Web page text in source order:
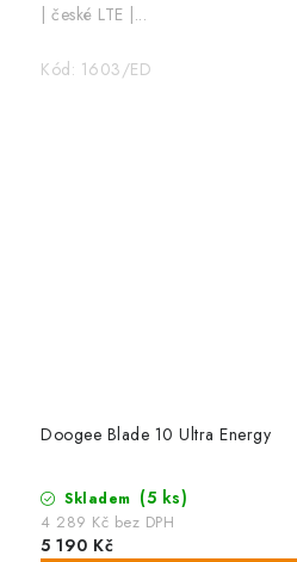
| české LTE |...
Kód: 1603/ED
Doogee Blade 10 Ultra Energy
Skladem (5 ks)
4 289 Kč bez DPH
5 190 Kč